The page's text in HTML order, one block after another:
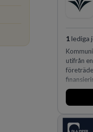
1lediga
utifrån